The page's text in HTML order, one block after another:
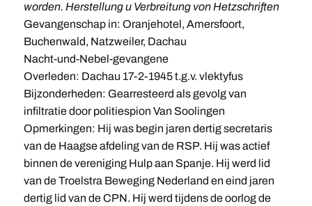
worden. Herstellung u Verbreitung von Hetzschriften
Gevangenschap in: Oranjehotel, Amersfoort,
Buchenwald, Natzweiler, Dachau
Nacht-und-Nebel-gevangene
Overleden: Dachau 17-2-1945 t.g.v. vlektyfus
Bijzonderheden: Gearresteerd als gevolg van
infiltratie door politiespion Van Soolingen
Opmerkingen: Hij was begin jaren dertig secretaris
van de Haagse afdeling van de RSP. Hij was actief
binnen de vereniging Hulp aan Spanje. Hij werd lid
van de Troelstra Beweging Nederland en eind jaren
dertig lid van de CPN. Hij werd tijdens de oorlog de